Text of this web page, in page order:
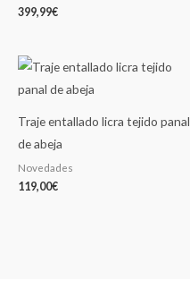
399,99€
Traje entallado licra tejido panal
de abeja
Novedades
119,00€